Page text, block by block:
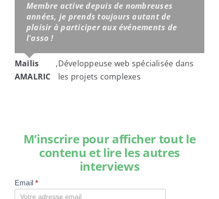
Membre active depuis de nombreuses
années, je prends toujours autant de
plaisir à participer aux événements de
l'asso !
Maïlis
AMALRIC
,Développeuse web spécialisée dans
les projets complexes
M’inscrire pour afficher tout le
contenu et lire les autres
interviews
Compte
Email*